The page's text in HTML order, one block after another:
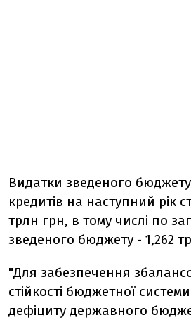
Видатки зведеного
кредитів на наступний рік
трлн грн, в тому числі по
зведеного бюджету - 1,262
"Для забезпечення
стійкості бюджетної
дефіциту державного